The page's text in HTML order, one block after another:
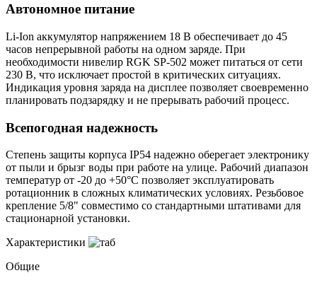
Автономное питание
Li-Ion аккумулятор напряжением 18 В обеспечивает до 45
часов непрерывной работы на одном заряде. При
необходимости нивелир RGK SP-502 может питаться от сети
230 В, что исключает простой в критических ситуациях.
Индикация уровня заряда на дисплее позволяет своевременно
планировать подзарядку и не прерывать рабочий процесс.
Всепогодная надежность
Степень защиты корпуса IP54 надежно оберегает электронику
от пыли и брызг воды при работе на улице. Рабочий диапазон
температур от -20 до +50°С позволяет эксплуатировать
ротационник в сложных климатических условиях. Резьбовое
крепление 5/8" совместимо со стандартными штативами для
стационарной установки.
Характеристики
Общие